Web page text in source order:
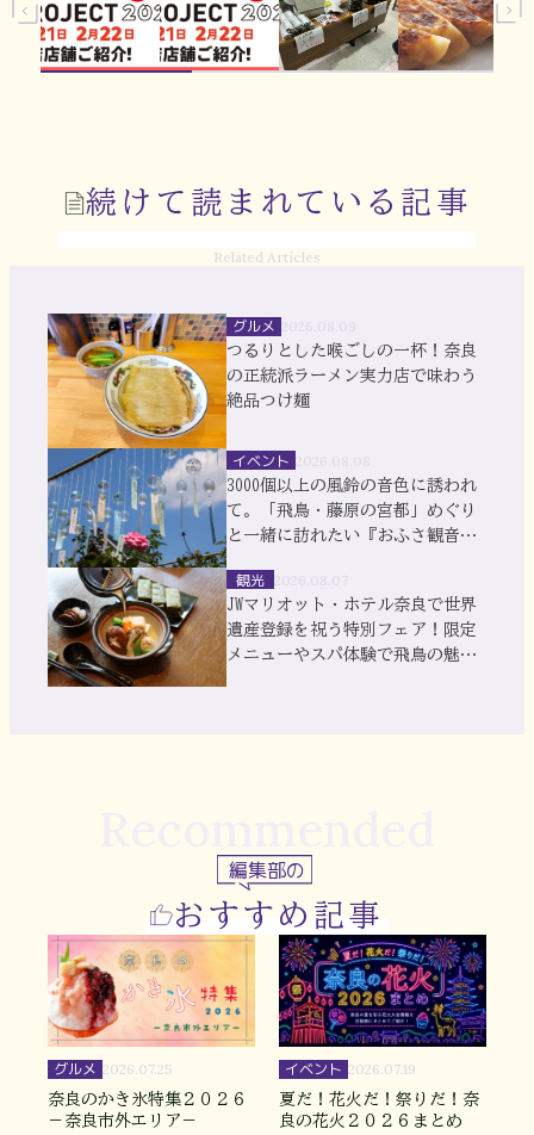
続けて読まれている記事
Related Articles
グルメ
つるりとした喉ごしの一杯！奈良
の正統派ラーメン実力店で味わう
絶品つけ麺
イベント
3000個以上の風鈴の音色に誘われ
て。「飛鳥・藤原の宮都」めぐり
と一緒に訪れたい『おふさ観音』
観光
JWマリオット・ホテル奈良で世界
遺産登録を祝う特別フェア！限定
メニューやスパ体験で飛鳥の魅力
編集部の
おすすめ記事
グルメ 2026.07.25
奈良のかき氷特集２０２６
－奈良市外エリア－
イベント 2026.07.19
夏だ！花火だ！祭りだ！奈
良の花火２０２６まとめ